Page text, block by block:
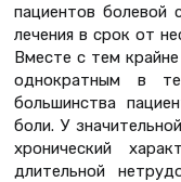
пациентов болевой
лечения в срок от
Вместе с тем
однократным в
большинства
боли. У
хронический
длительной